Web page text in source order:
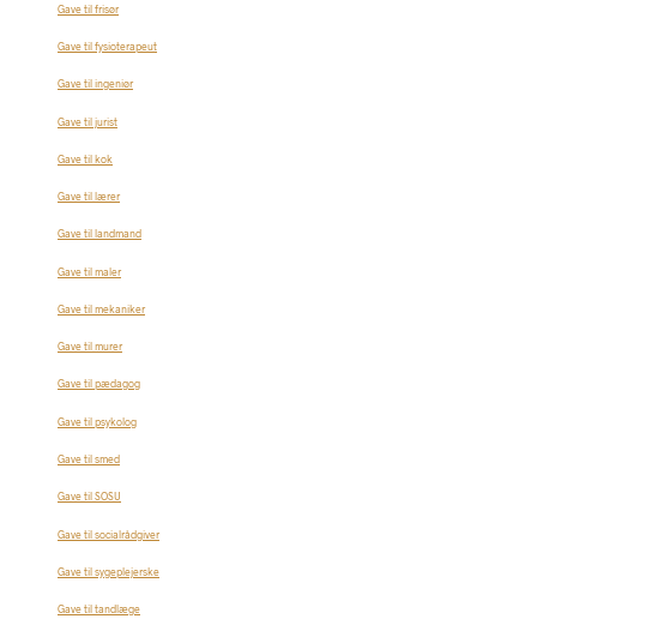
Gave til frisør
Gave til fysioterapeut
Gave til ingeniør
Gave til jurist
Gave til kok
Gave til lærer
Gave til landmand
Gave til maler
Gave til mekaniker
Gave til murer
Gave til pædagog
Gave til psykolog
Gave til smed
Gave til SOSU
Gave til socialrådgiver
Gave til sygeplejerske
Gave til tandlæge